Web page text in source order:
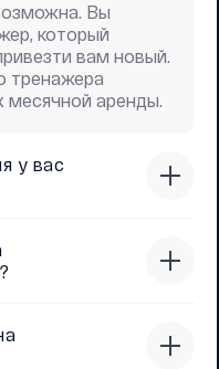
у вас
Вы
который
вам новый.
тренажера
месячной аренды.